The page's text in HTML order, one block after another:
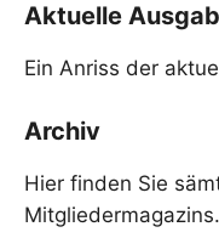
Aktuelle
Ein Anriss der
Archiv
Hier finden Sie
Mitgliedermagazins.